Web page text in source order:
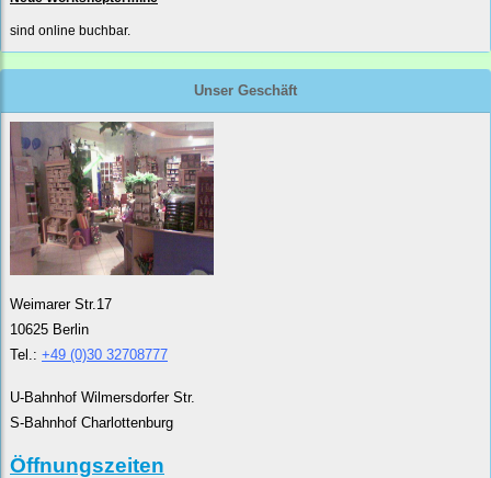
sind online buchbar.
Unser Geschäft
Weimarer Str.17
10625 Berlin
Tel.: +49 (0)30 32708777
U-Bahnhof Wilmersdorfer Str.
S-Bahnhof Charlottenburg
Öffnungszeiten